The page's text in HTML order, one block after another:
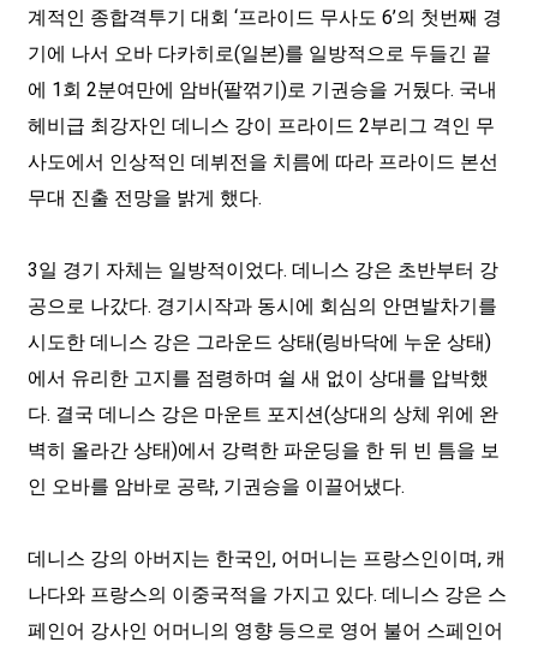
계적인 종합격투기 대회 ‘프라이드 무사도 6’의 첫번째 경
기에 나서 오바 다카히로(일본)를 일방적으로 두들긴 끝
에 1회 2분여만에 암바(팔꺾기)로 기권승을 거뒀다. 국내
헤비급 최강자인 데니스 강이 프라이드 2부리그 격인 무
사도에서 인상적인 데뷔전을 치름에 따라 프라이드 본선
무대 진출 전망을 밝게 했다.
3일 경기 자체는 일방적이었다. 데니스 강은 초반부터 강
공으로 나갔다. 경기시작과 동시에 회심의 안면발차기를
시도한 데니스 강은 그라운드 상태(링바닥에 누운 상태)
에서 유리한 고지를 점령하며 쉴 새 없이 상대를 압박했
다. 결국 데니스 강은 마운트 포지션(상대의 상체 위에 완
벽히 올라간 상태)에서 강력한 파운딩을 한 뒤 빈 틈을 보
인 오바를 암바로 공략, 기권승을 이끌어냈다.
데니스 강의 아버지는 한국인, 어머니는 프랑스인이며, 캐
나다와 프랑스의 이중국적을 가지고 있다. 데니스 강은 스
페인어 강사인 어머니의 영향 등으로 영어 불어 스페인어